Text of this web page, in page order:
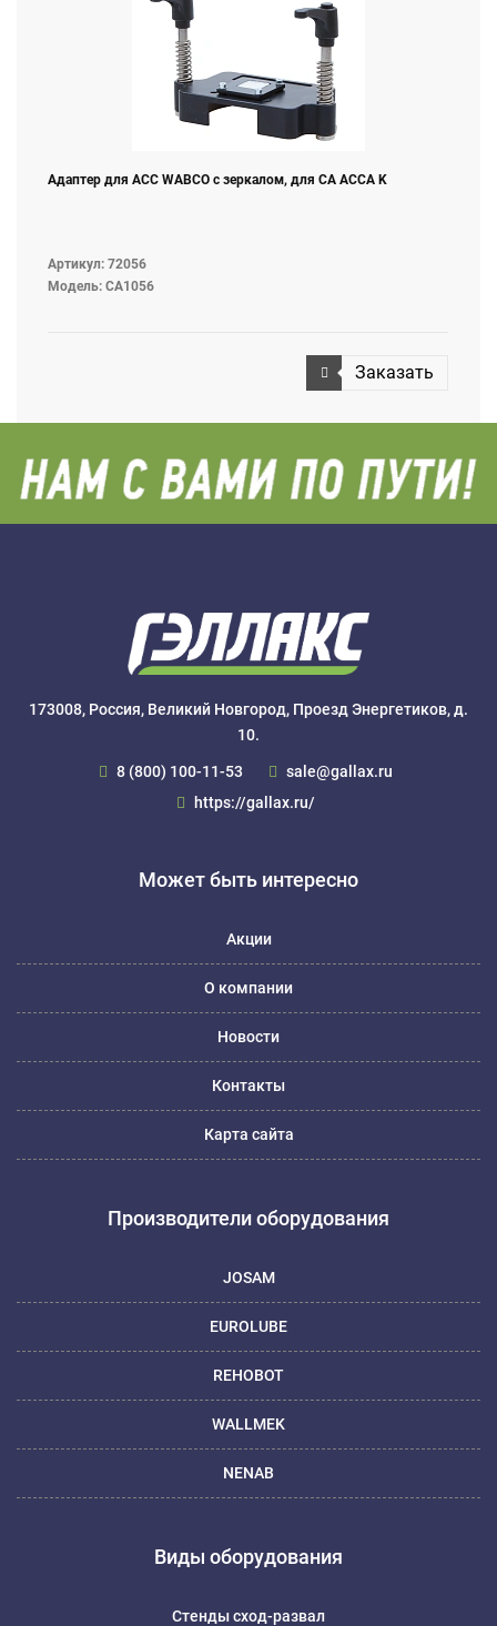
Адаптер для АСС WABCO с зеркалом, для CA ACCA K
Артикул: 72056
Модель: CA1056
Заказать
173008, Россия, Великий Новгород, Проезд Энергетиков, д.
10.
8 (800) 100-11-53
sale@gallax.ru
https://gallax.ru/
Может быть интересно
Акции
О компании
Новости
Контакты
Карта сайта
Производители оборудования
JOSAM
EUROLUBE
REHOBOT
WALLMEK
NENAB
Виды оборудования
Стенды сход-развал